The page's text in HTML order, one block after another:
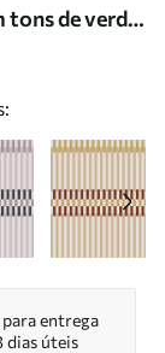
tons de verde
entrega
dias úteis